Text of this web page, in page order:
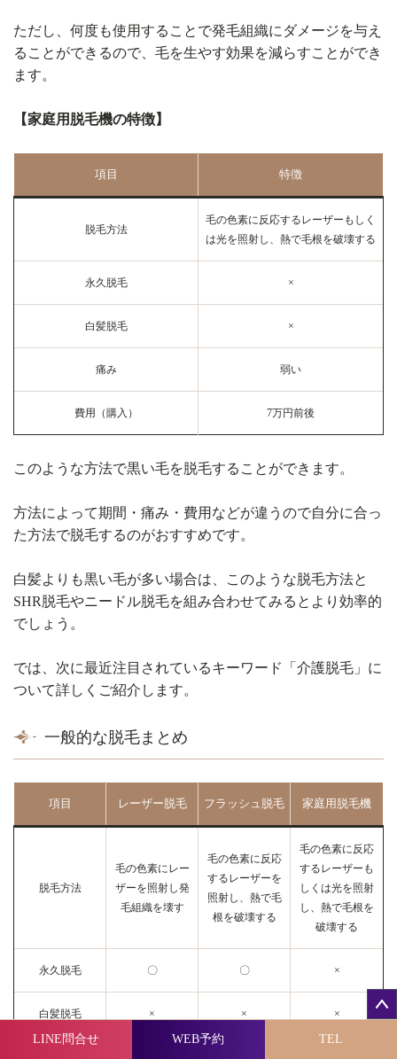
LINE問合せ WEB予約 TEL
ただし、何度も使用することで発毛組織にダメージを与え
ることができるので、毛を生やす効果を減らすことができ
ます。
【家庭用脱毛機の特徴】
項目 特徴
脱毛方法
毛の色素に反応するレーザーもしく
は光を照射し、熱で毛根を破壊する
永久脱毛 ×
白髪脱毛 ×
痛み 弱い
費用（購入） 7万円前後
このような方法で黒い毛を脱毛することができます。
方法によって期間・痛み・費用などが違うので自分に合っ
た方法で脱毛するのがおすすめです。
白髪よりも黒い毛が多い場合は、このような脱毛方法と
SHR脱毛やニードル脱毛を組み合わせてみるとより効率的
でしょう。
では、次に最近注目されているキーワード「介護脱毛」に
ついて詳しくご紹介します。
一般的な脱毛まとめ
項目 レーザー脱毛 フラッシュ脱毛 家庭用脱毛機
脱毛方法
毛の色素にレー
ザーを照射し発
毛組織を壊す
毛の色素に反応
するレーザーを
照射し、熱で毛
根を破壊する
毛の色素に反応
するレーザーも
しくは光を照射
し、熱で毛根を
破壊する
永久脱毛 〇 〇 ×
白髪脱毛 × × ×